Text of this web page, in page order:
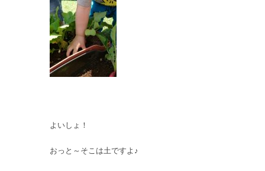
よいしょ！
おっと～そこは土ですよ♪